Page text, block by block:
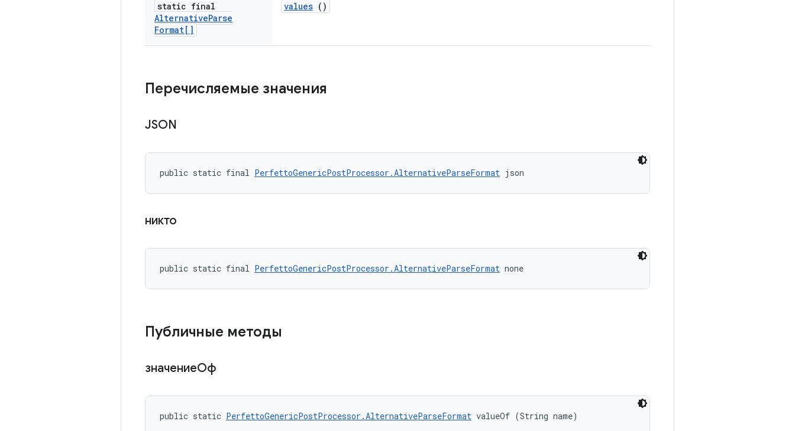
static final
AlternativeParse
Format[]
values ()
Перечисляемые значения
JSON
public static final PerfettoGenericPostProcessor.AlternativeParseFormat json
никто
public static final PerfettoGenericPostProcessor.AlternativeParseFormat none
Публичные методы
значениеОф
public static PerfettoGenericPostProcessor.AlternativeParseFormat valueOf (String name)